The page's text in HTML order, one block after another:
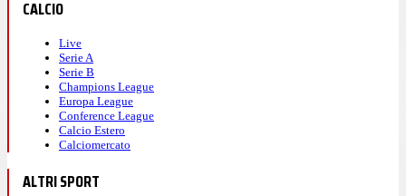
CALCIO
Live
Serie A
Serie B
Champions League
Europa League
Conference League
Calcio Estero
Calciomercato
ALTRI SPORT